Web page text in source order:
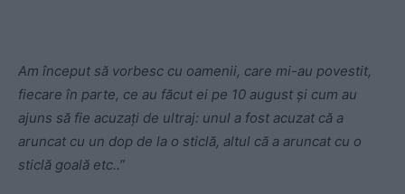
Am început să vorbesc cu oamenii, care mi-au povestit,
fiecare în parte, ce au făcut ei pe 10 august şi cum au
ajuns să fie acuzați de ultraj: unul a fost acuzat că a
aruncat cu un dop de la o sticlă, altul că a aruncat cu o
sticlă goală etc..”